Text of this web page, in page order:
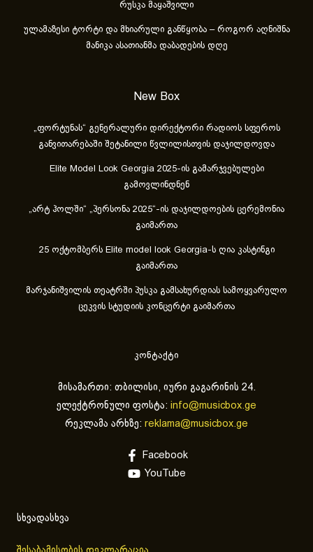
რუსკა მაყაშვილი
ულამაზესი ტორტი და მხიარული განწყობა – როგორ აღნიშნა
მანიკა ასათიანმა დაბადების დღე
New Box
„ფორტუნას“ გენერალური დირექტორი რადიოს სფეროს
განვითარებაში შეტანილი წვლილისთვის დაჯილდოვდა
Elite Model Look Georgia 2025-ის გამარჯვებულები
გამოვლინდნენ
„არტ ჰოლში“ „პერსონა 2025“-ის დაჯილდოების ცერემონია
გაიმართა
25 ოქტომბერს Elite model look Georgia-ს ღია კასტინგი
გაიმართა
მარჯანიშვილის თეატრში პუსკა გამსახურდიას სამოყვარულო
ცეკვის სტუდიის კონცერტი გაიმართა
კონტაქტი
მისამართი: თბილისი, იური გაგარინის 24.
ელექტრონული ფოსტა: info@musicbox.ge
რეკლამა არხზე: reklama@musicbox.ge
Facebook
YouTube
სხვადასხვა